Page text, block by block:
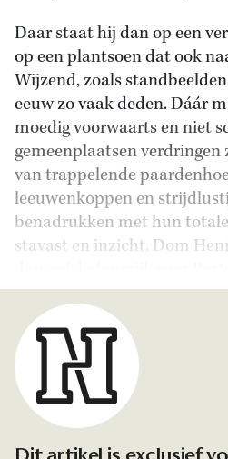
Daar staat hij dan op een
op een plantsoen dat ook
Wijzend, zoals
eeuw zo vaak deden. Dáár
moedig voorwaarts en niet
gemeenplaatsen verdringen
van trappelende
leeuwenkoppen en
benadrukken met hun
stavast en inzicht. Dom